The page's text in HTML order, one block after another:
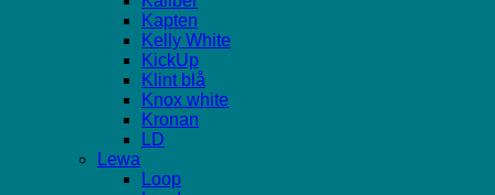
Kapten
Kelly White
KickUp
Klint blå
Knox white
Kronan
LD
Lewa
Loop